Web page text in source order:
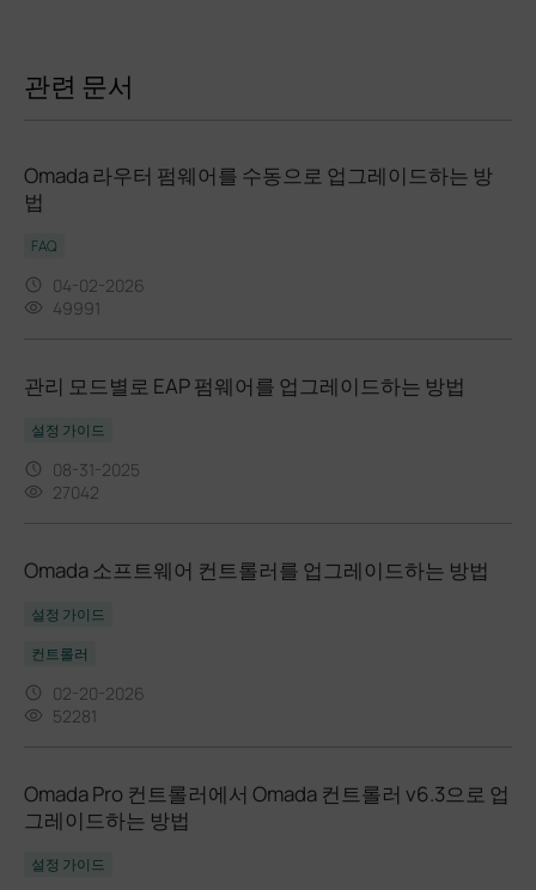
관련 문서
Omada 라우터 펌웨어를 수동으로 업그레이드하는 방
법
FAQ
04-02-2026
49991
관리 모드별로 EAP 펌웨어를 업그레이드하는 방법
설정 가이드
08-31-2025
27042
Omada 소프트웨어 컨트롤러를 업그레이드하는 방법
설정 가이드
컨트롤러
02-20-2026
52281
Omada Pro 컨트롤러에서 Omada 컨트롤러 v6.3으로 업
그레이드하는 방법
설정 가이드